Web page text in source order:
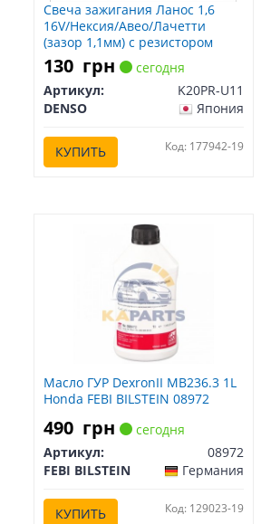
Свеча зажигания Ланос 1,6
16V/Нексия/Авео/Лачетти
(зазор 1,1мм) с резистором
(1шт) (кратно 4) D14 DENSO
Honda DENSO K20PR-U11
130 грн
сегодня
Артикул:
K20PR-U11
DENSO
Япония
КУПИТЬ Код: 177942-19
Масло ГУР DexronII MB236.3 1L
Honda FEBI BILSTEIN 08972
490 грн
сегодня
Артикул:
08972
FEBI BILSTEIN
Германия
КУПИТЬ Код: 129023-19